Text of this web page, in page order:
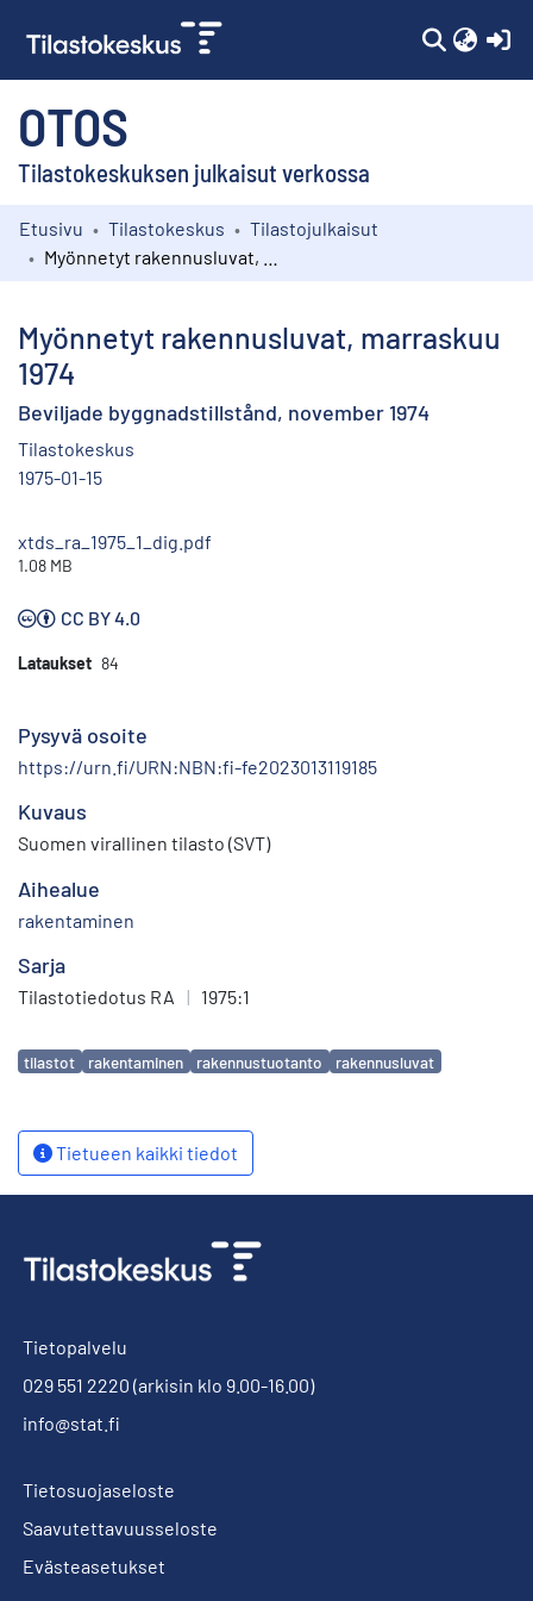
OTOS
Tilastokeskuksen julkaisut verkossa
Kokoelmat
Etusivu Tilastokeskus
Tilastojulkaisut
Myönnetyt rakennusluvat, marraskuu
1974
Beviljade byggnadstillstånd, november 1974
Tilastokeskus
1975-01-15
xtds_ra_1975_1_dig.pdf
1.08 MB
CC BY 4.0
Lataukset 84
Pysyvä osoite
https://urn.fi/URN:NBN:fi-fe2023013119185
Kuvaus
Suomen virallinen tilasto (SVT)
Aihealue
rakentaminen
Sarja
Tilastotiedotus RA | 1975:1
Avainsanat
tilastot rakentaminen rakennustuotanto rakennusluvat
Tietueen kaikki tiedot
Tietopalvelu
029 551 2220 (arkisin klo 9.00-16.00)
info@stat.fi
Tietosuojaseloste
Saavutettavuusseloste
Evästeasetukset